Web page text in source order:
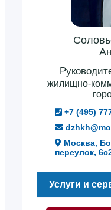
жилищно-
+7 (495)
Москва,
переулок,
Услуги и